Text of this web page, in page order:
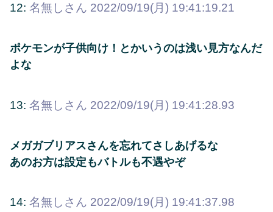
12: 名無しさん 2022/09/19(月) 19:41:19.21
ポケモンが子供向け！とかいうのは浅い見方なんだ
よな
13: 名無しさん 2022/09/19(月) 19:41:28.93
メガガブリアスさんを忘れてさしあげるな
あのお方は設定もバトルも不遇やぞ
14: 名無しさん 2022/09/19(月) 19:41:37.98